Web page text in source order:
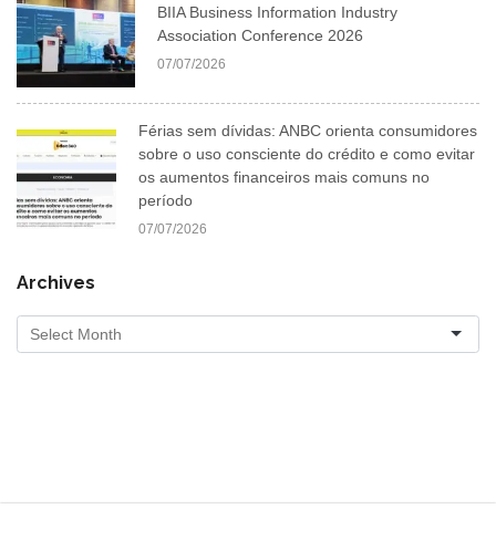
BIIA Business Information Industry
Association Conference 2026
07/07/2026
Férias sem dívidas: ANBC orienta consumidores
sobre o uso consciente do crédito e como evitar
os aumentos financeiros mais comuns no
período
07/07/2026
Archives